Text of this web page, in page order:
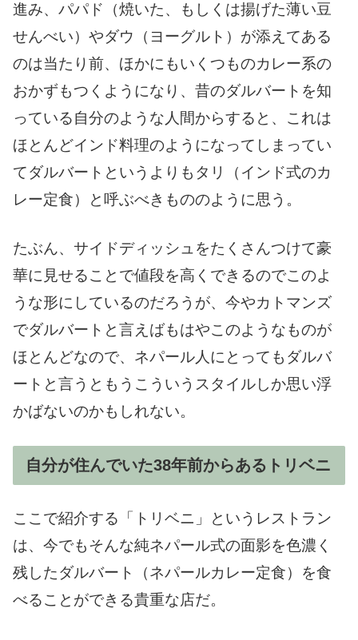
進み、パパド（焼いた、もしくは揚げた薄い豆
せんべい）やダウ（ヨーグルト）が添えてある
のは当たり前、ほかにもいくつものカレー系の
おかずもつくようになり、昔のダルバートを知
っている自分のような人間からすると、これは
ほとんどインド料理のようになってしまってい
てダルバートというよりもタリ（インド式のカ
レー定食）と呼ぶべきもののように思う。
たぶん、サイドディッシュをたくさんつけて豪
華に見せることで値段を高くできるのでこのよ
うな形にしているのだろうが、今やカトマンズ
でダルバートと言えばもはやこのようなものが
ほとんどなので、ネパール人にとってもダルバ
ートと言うともうこういうスタイルしか思い浮
かばないのかもしれない。
自分が住んでいた38年前からあるトリベニ
ここで紹介する「トリベニ」というレストラン
は、今でもそんな純ネパール式の面影を色濃く
残したダルバート（ネパールカレー定食）を食
べることができる貴重な店だ。